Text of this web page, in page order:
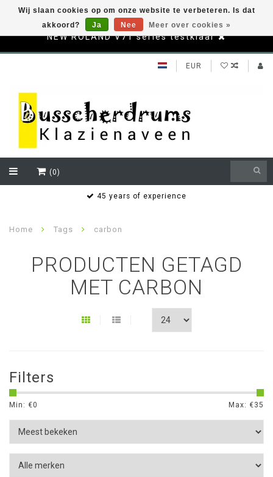
NEW ROLAND V71 series testklaar
EUR
(0)
45 years of experience
Home Tags carbon
PRODUCTEN GETAGD
MET CARBON
Filters
Min: €0 Max: €35
Wij slaan cookies op om onze website te verbeteren. Is dat
akkoord?
Ja Nee Meer over cookies »